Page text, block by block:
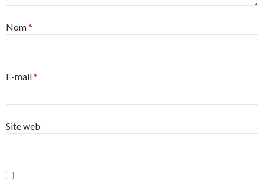
Nom*
E-mail*
Site web